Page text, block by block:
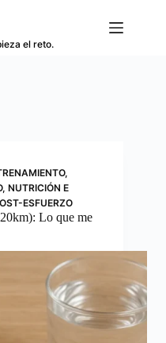
el reto.
,
, NUTRICIÓN E
ESFUERZO
Lo que me